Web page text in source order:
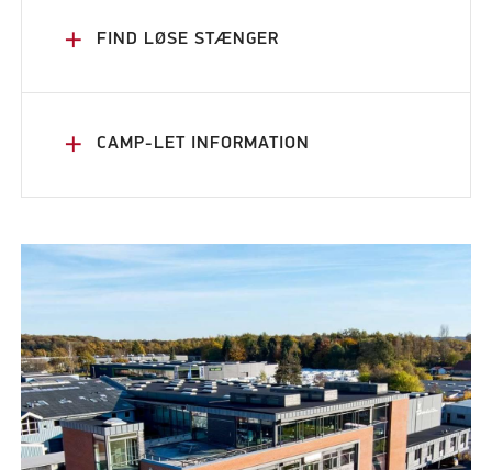
FIND LØSE STÆNGER
add
CAMP-LET INFORMATION
add